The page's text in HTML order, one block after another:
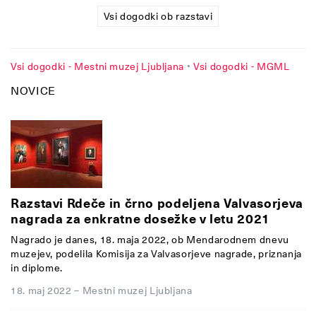
NOVICE
Razstavi Rdeče in črno podeljena Valvasorjeva
nagrada za enkratne dosežke v letu 2021
Nagrado je danes, 18. maja 2022, ob Mendarodnem dnevu
muzejev, podelila Komisija za Valvasorjeve nagrade, priznanja
in diplome.
18. maj 2022 – Mestni muzej Ljubljana
Vsi dogodki ob razstavi
Vsi dogodki - Mestni muzej Ljubljana • Vsi dogodki - MGML